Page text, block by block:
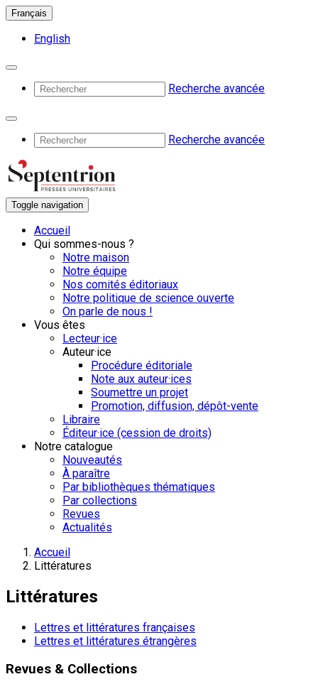
Français
English
Recherche avancée
Recherche avancée
Toggle navigation
Accueil
Qui sommes-nous ?
Notre maison
Notre équipe
Nos comités éditoriaux
Notre politique de science ouverte
On parle de nous !
Vous êtes
Lecteur·ice
Auteur·ice
Procédure éditoriale
Note aux auteur·ices
Soumettre un projet
Promotion, diffusion, dépôt-vente
Libraire
Éditeur·ice (cession de droits)
Notre catalogue
Nouveautés
À paraître
Par bibliothèques thématiques
Par collections
Revues
Actualités
Accueil
Littératures
Littératures
Lettres et littératures françaises
Lettres et littératures étrangères
Revues & Collections